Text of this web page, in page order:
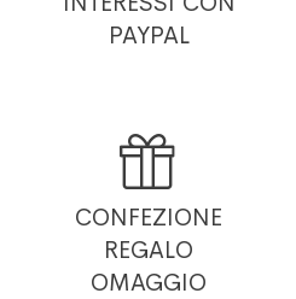
PAYPAL

CONFEZIONE
REGALO
OMAGGIO